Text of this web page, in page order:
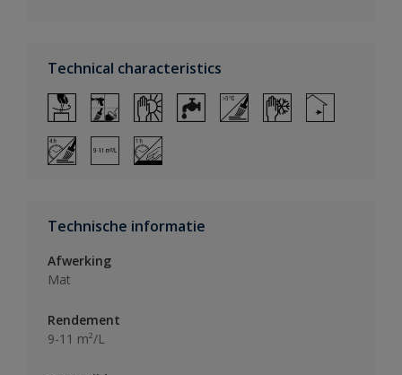
Technical characteristics
Technische informatie
Afwerking
Mat
Rendement
9-11 m²/L